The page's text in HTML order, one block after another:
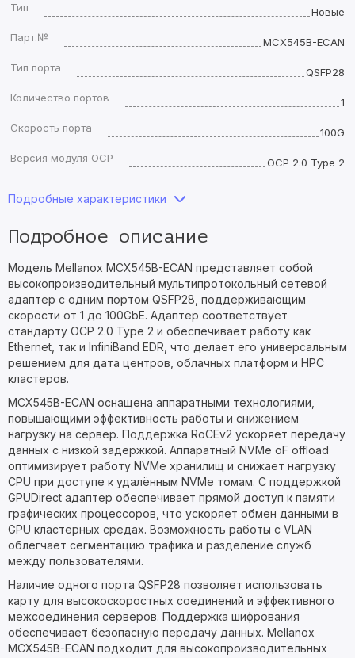
Тип
Новые
Парт.№
MCX545B-ECAN
Тип порта
QSFP28
Количество портов
1
Скорость порта
100G
Версия модуля OCP
OCP 2.0 Type 2
Подробные характеристики
Подробное описание
Модель Mellanox MCX545B-ECAN представляет собой
высокопроизводительный мультипротокольный сетевой
адаптер с одним портом QSFP28, поддерживающим
скорости от 1 до 100GbE. Адаптер соответствует
стандарту OCP 2.0 Type 2 и обеспечивает работу как
Ethernet, так и InfiniBand EDR, что делает его универсальным
решением для дата центров, облачных платформ и HPC
кластеров.
MCX545B-ECAN оснащена аппаратными технологиями,
повышающими эффективность работы и снижением
нагрузку на сервер. Поддержка RoCEv2 ускоряет передачу
данных с низкой задержкой. Аппаратный NVMe oF offload
оптимизирует работу NVMe хранилищ и снижает нагрузку
CPU при доступе к удалённым NVMe томам. С поддержкой
GPUDirect адаптер обеспечивает прямой доступ к памяти
графических процессоров, что ускоряет обмен данными в
GPU кластерных средах. Возможность работы с VLAN
облегчает сегментацию трафика и разделение служб
между пользователями.
Наличие одного порта QSFP28 позволяет использовать
карту для высокоскоростных соединений и эффективного
межсоединения серверов. Поддержка шифрования
обеспечивает безопасную передачу данных. Mellanox
MCX545B-ECAN подходит для высокопроизводительных